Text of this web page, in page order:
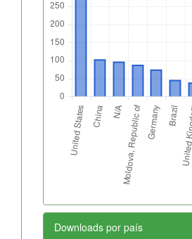
Downloads por país